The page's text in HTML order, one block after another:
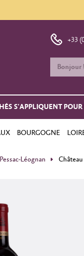
+33
S'APPLIQUENT
BOURGOGNE
Pessac-Léognan